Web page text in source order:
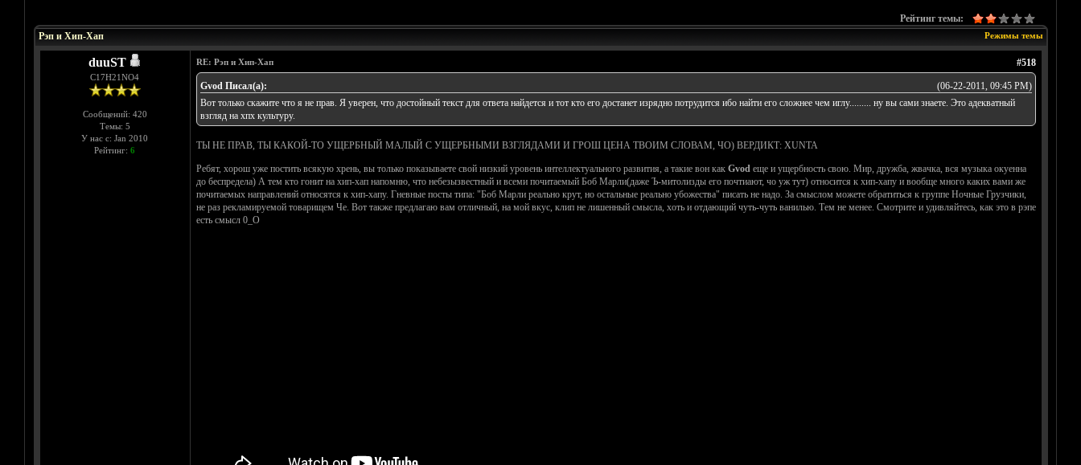
Рейтинг темы:
Режимы темы
Рэп и Хип-Хап
duuST
С17H21NO4
Сообщений: 420
Темы: 5
У нас с: Jan 2010
Рейтинг: 6
#518
RE: Рэп и Хип-Хап
(06-22-2011, 09:45 PM)
Gvod Писал(а):
Вот только скажите что я не прав. Я уверен, что достойный текст для ответа найдется и тот кто его достанет изрядно потрудится ибо найти его сложнее чем иглу......... ну вы сами знаете. Это адекватный
взгляд на хпх культуру.
ТЫ НЕ ПРАВ, ТЫ КАКОЙ-ТО УЩЕРБНЫЙ МАЛЫЙ С УЩЕРБНЫМИ ВЗГЛЯДАМИ И ГРОШ ЦЕНА ТВОИМ СЛОВАМ, ЧО) ВЕРДИКТ: XUNTA
Ребят, хорош уже постить всякую хрень, вы только показываете свой низкий уровень интеллектуального развития, а такие вон как Gvodеще и ущербность свою. Мир, дружба, жвачка, вся музыка окуенна
до беспредела) А тем кто гонит на хип-хап напомню, что небезызвестный и всеми почитаемый Боб Марли(даже Ъ-митолизды его почтиают, чо уж тут) относится к хип-хапу и вообще много каких вами же
почитаемых направлений относятся к хип-хапу. Гневные посты типа: "Боб Марли реально крут, но остальные реально убожества" писать не надо. За смыслом можете обратиться к группе Ночные Грузчики,
не раз рекламируемой товарищем Че. Вот также предлагаю вам отличный, на мой вкус, клип не лишенный смысла, хоть и отдающий чуть-чуть ванилью. Тем не менее. Смотрите и удивляйтесь, как это в рэпе
есть смысл 0_О